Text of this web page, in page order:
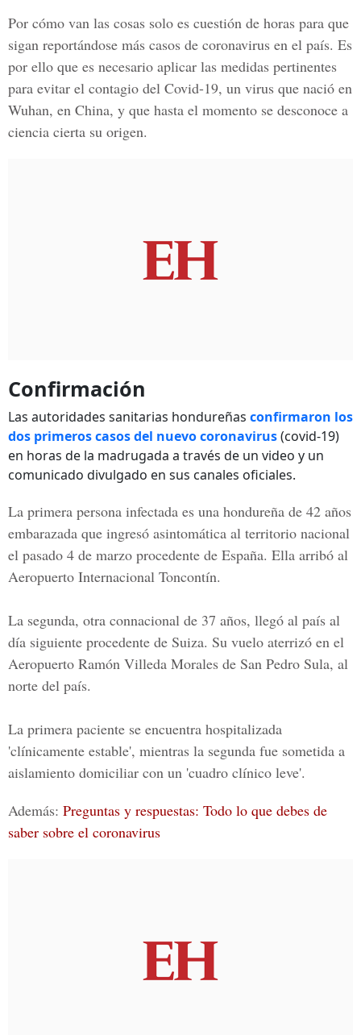
Por cómo van las cosas solo es cuestión de horas para que
sigan reportándose más casos de coronavirus en el país. Es
por ello que es necesario aplicar las medidas pertinentes
para evitar el contagio del Covid-19, un virus que nació en
Wuhan, en China, y que hasta el momento se desconoce a
ciencia cierta su origen.
Confirmación
Las autoridades sanitarias hondureñas confirmaron los
dos primeros casos del nuevo coronavirus(covid-19)
en horas de la madrugada a través de un video y un
comunicado divulgado en sus canales oficiales.
La primera persona infectada es una hondureña de 42 años
embarazada que ingresó asintomática al territorio nacional
el pasado 4 de marzo procedente de España. Ella arribó al
Aeropuerto Internacional Toncontín.
La segunda, otra connacional de 37 años, llegó al país al
día siguiente procedente de Suiza. Su vuelo aterrizó en el
Aeropuerto Ramón Villeda Morales de San Pedro Sula, al
norte del país.
La primera paciente se encuentra hospitalizada
'clínicamente estable', mientras la segunda fue sometida a
aislamiento domiciliar con un 'cuadro clínico leve'.
Además: Preguntas y respuestas: Todo lo que debes de
saber sobre el coronavirus